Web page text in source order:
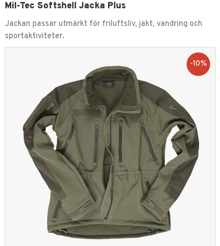
Mil-Tec Softshell Jacka Plus
Jackan passar utmärkt för friluftsliv, jakt, vandring och
sportaktiviteter.
10%